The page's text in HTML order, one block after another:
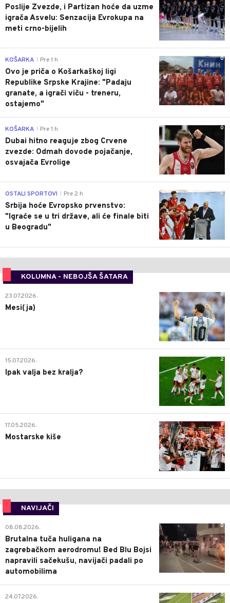
Poslije Zvezde, i Partizan hoće da uzme
igrača Asvelu: Senzacija Evrokupa na
meti crno-bijelih
0
KOŠARKA Pre 1 h
Ovo je priča o Košarkaškoj ligi
Republike Srpske Krajine: "Padaju
granate, a igrači viču - treneru,
ostajemo"
0
KOŠARKA Pre 1 h
Dubai hitno reaguje zbog Crvene
zvezde: Odmah dovode pojačanje,
osvajača Evrolige
0
OSTALI SPORTOVI Pre 2 h
Srbija hoće Evropsko prvenstvo:
"Igraće se u tri države, ali će finale biti
u Beogradu"
KOLUMNA - NEBOJŠA ŠATARA
0
23.07.2026.
Mesi(ja)
2
15.07.2026.
Ipak valja bez kralja?
0
17.05.2026.
Mostarske kiše
NAVIJAČI
0
08.08.2026.
Brutalna tuča huligana na
zagrebačkom aerodromu! Bed Blu Bojsi
napravili sačekušu, navijači padali po
automobilima
0
24.07.2026.